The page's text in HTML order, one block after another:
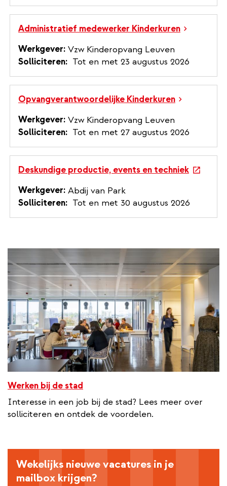
Administratief medewerker Kinderkuren
Werkgever Vzw Kinderopvang Leuven
Solliciteren
Tot en met 23 augustus 2026
Opvangverantwoordelijke Kinderkuren
Werkgever Vzw Kinderopvang Leuven
Solliciteren
Tot en met 27 augustus 2026
Deskundige productie, events en techniek
e
x
t
a
l
i
n
Werkgever Abdij van Park
Solliciteren
Tot en met 30 augustus 2026
Werken bij de stad
Interesse in een job bij de stad? Lees meer over
solliciteren en ontdek de voordelen.
Wekelijks nieuwe vacatures in je
mailbox krijgen?